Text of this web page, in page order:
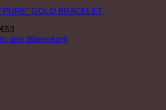
“PURE” GOLD BRACELET
€53
In den Warenkorb